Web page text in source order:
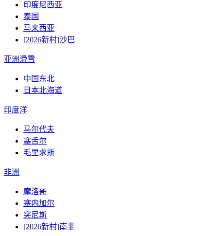
印度尼西亚
泰国
马来西亚
[2026新村]沙巴
亚洲滑雪
中国东北
日本北海道
印度洋
马尔代夫
塞舌尔
毛里求斯
非洲
摩洛哥
塞内加尔
突尼斯
[2026新村]南非